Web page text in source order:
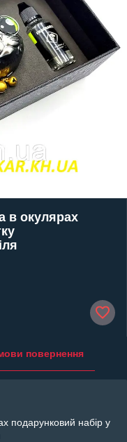
в окулярах
повернення
подарунковий набір у